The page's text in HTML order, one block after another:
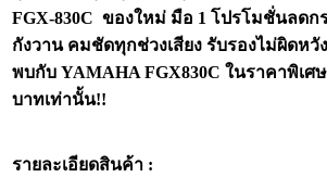
FGX-830C ของใหม่ มือ 1 โปรโมชั่นลดก
กังวาน คมชัดทุกช่วงเสียง รับรองไม่ผิดห
พบกับ YAMAHA FGX830Cในราคาพิเศ
บาทเท่านั้น!!
รายละเอียดสินค้า :